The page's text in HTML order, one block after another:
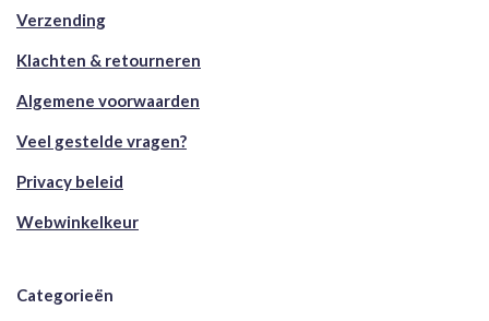
Verzending
Klachten & retourneren
Algemene voorwaarden
Veel gestelde vragen?
Privacy beleid
Webwinkelkeur
Categorieën